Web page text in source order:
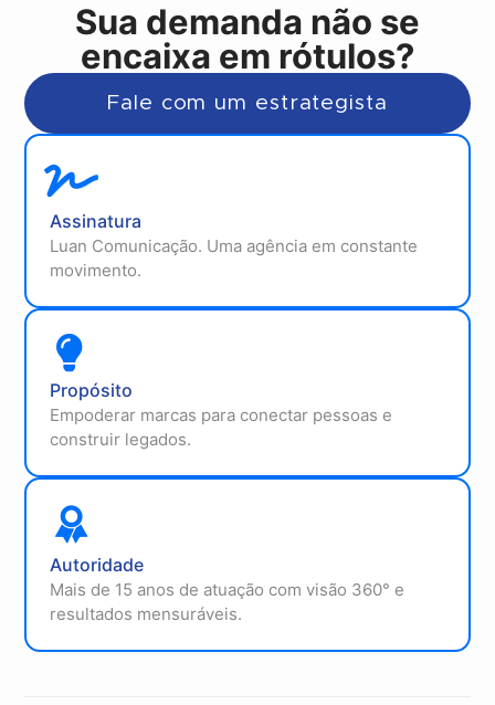
Sua demanda não se
encaixa em rótulos?
Fale com um estrategista
Assinatura
Luan Comunicação. Uma agência em constante
movimento.
Propósito
Empoderar marcas para conectar pessoas e
construir legados.
Autoridade
Mais de 15 anos de atuação com visão 360° e
resultados mensuráveis.